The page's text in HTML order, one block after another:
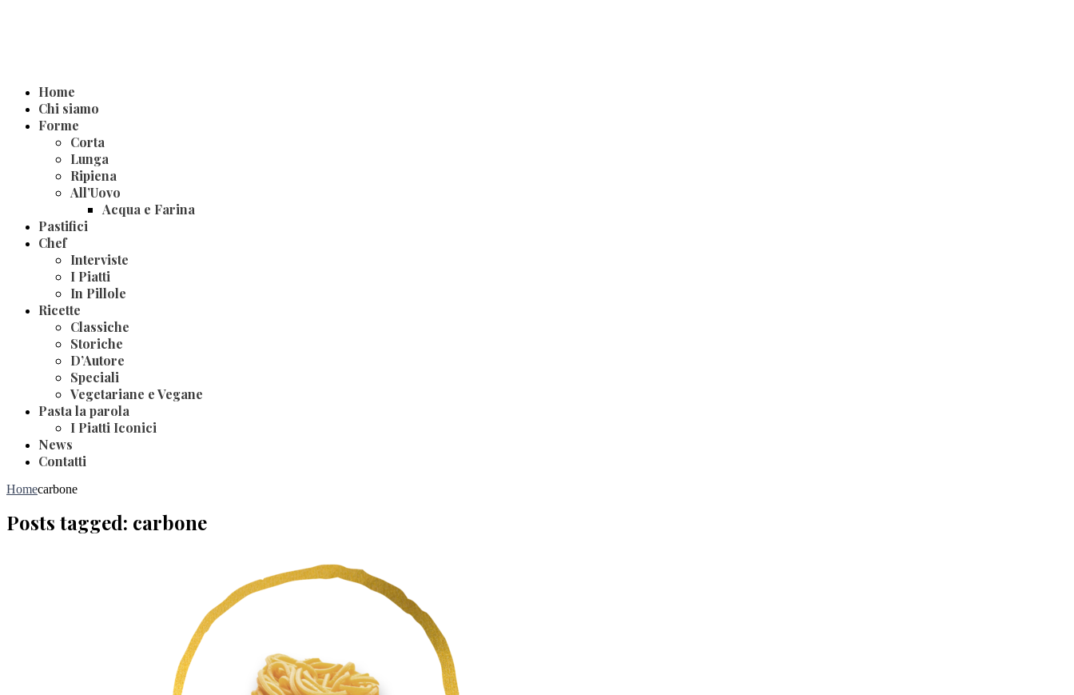
Home
Chi siamo
Forme
Corta
Lunga
Ripiena
All’Uovo
Acqua e Farina
Pastifici
Chef
Interviste
I Piatti
In Pillole
Ricette
Classiche
Storiche
D’Autore
Speciali
Vegetariane e Vegane
Pasta la parola
I Piatti Iconici
News
Contatti
Homecarbone
Posts tagged: carbone